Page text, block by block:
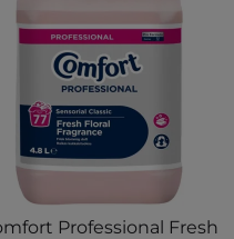
Professional Fresh